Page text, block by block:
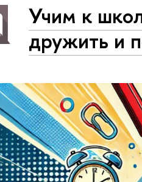
Учим к
дружить и